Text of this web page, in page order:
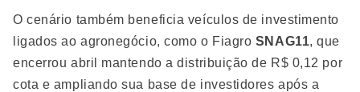
O cenário também beneficia veículos de investimento
ligados ao agronegócio, como o Fiagro SNAG11, que
encerrou abril mantendo a distribuição de R$ 0,12 por
cota e ampliando sua base de investidores após a